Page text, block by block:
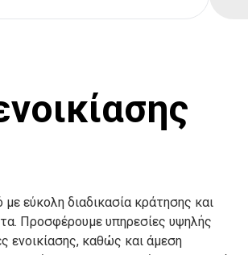
εύκολη διαδικασία κράτησης και
Προσφέρουμε υπηρεσίες υψηλής
ενοικίασης, καθώς και άμεση